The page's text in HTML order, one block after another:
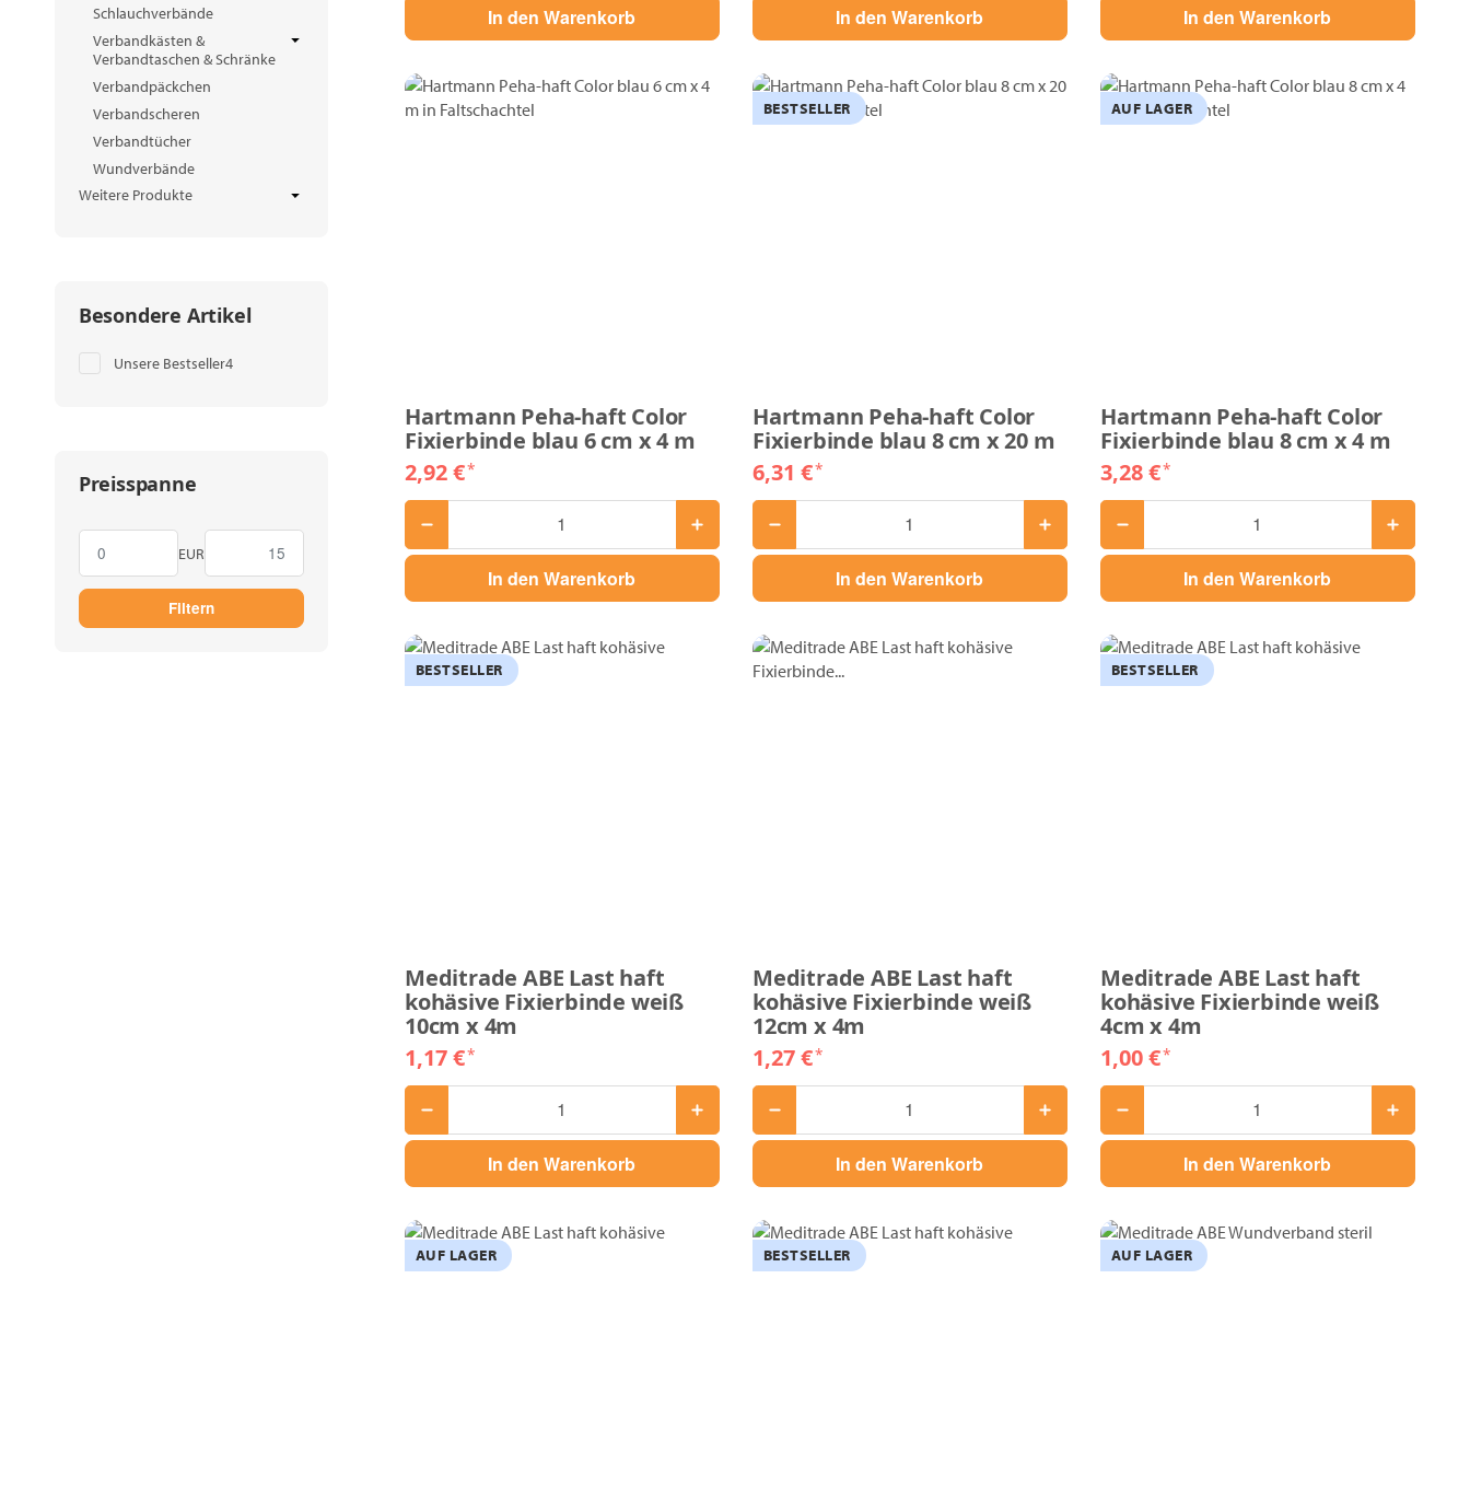
In den Warenkorb In den Warenkorb In den Warenkorb
Hartmann Peha-haft Color
Fixierbinde blau 6 cm x 4 m
2,92 €*
In den Warenkorb
BESTSELLER
Hartmann Peha-haft Color
Fixierbinde blau 8 cm x 20 m
6,31 €*
In den Warenkorb
AUF LAGER
Hartmann Peha-haft Color
Fixierbinde blau 8 cm x 4 m
3,28 €*
In den Warenkorb
BESTSELLER
Meditrade ABE Last haft
kohäsive Fixierbinde weiß
10cm x 4m
1,17 €*
In den Warenkorb
Meditrade ABE Last haft
kohäsive Fixierbinde weiß
12cm x 4m
1,27 €*
In den Warenkorb
BESTSELLER
Meditrade ABE Last haft
kohäsive Fixierbinde weiß
4cm x 4m
1,00 €*
In den Warenkorb
AUF LAGER BESTSELLER AUF LAGER
Schlauchverbände
Verbandkästen &
Verbandtaschen & Schränke
Verbandpäckchen
Verbandscheren
Verbandtücher
Wundverbände
Weitere Produkte
Besondere Artikel
Unsere Bestseller4Artikel gefunden
Preisspanne
EUR
Filtern